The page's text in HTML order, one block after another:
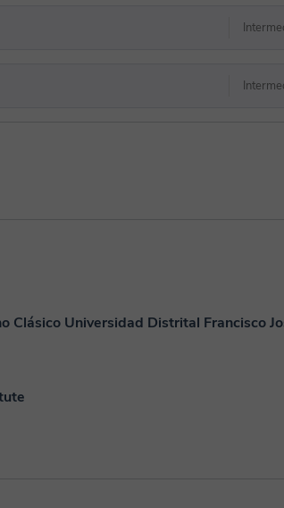
Clásico Universidad Distrital Francisco